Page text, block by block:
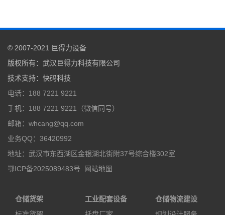
© 2007-2021
巨得力设备
版权所有： 武汉巨得力科技有限公司
技术支持： 快码科技
电话：188 7221 9221
手机：188 7221 9221（微信同号）
邮箱：whcang@qq.com
业务QQ：36420992
地址：武汉市东西湖区金银湖北街附37号综合楼302室
鄂ICP备2025089483号
网站地图
仓储货架
工业配套设备
仓储物流建设